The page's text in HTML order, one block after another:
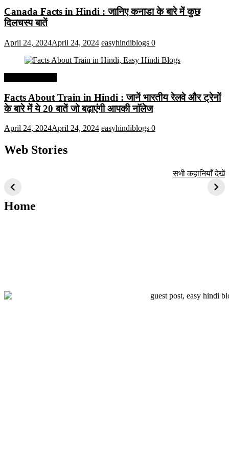
Canada Facts in Hindi : जानिए कनाडा के बारे में कुछ
दिलचस्प बातें
April 24, 2024April 24, 2024 easyhindiblogs 0
Facts About Train in Hindi : जानें भारतीय रेलवे और ट्रेनों
के बारे में ये 20 बातें जो बढ़ाएंगी आपकी नाॅलेज
April 24, 2024April 24, 2024 easyhindiblogs 0
Web Stories
तकनीक जो आपको
2024 के लिए सीखनी
चाहिए
ऐतिहासिक स्थान
सभी कहानियाँ देखें
Home